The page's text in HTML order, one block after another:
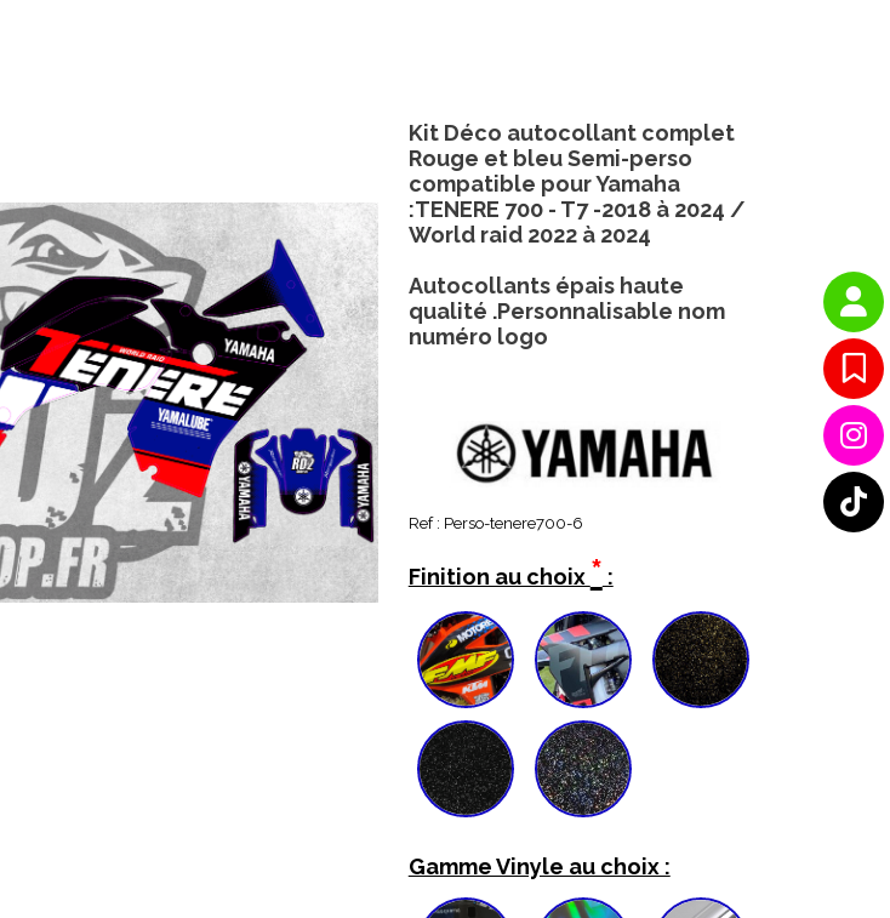
Ref : Perso-tenere700-6
Finition au choix * :
Gamme Vinyle au choix :
Kit Déco autocollant complet
Rouge et bleu Semi-perso
compatible pour Yamaha
:TENERE 700 - T7 -2018 à 2024 /
World raid 2022 à 2024
Autocollants épais haute
qualité .Personnalisable nom
numéro logo